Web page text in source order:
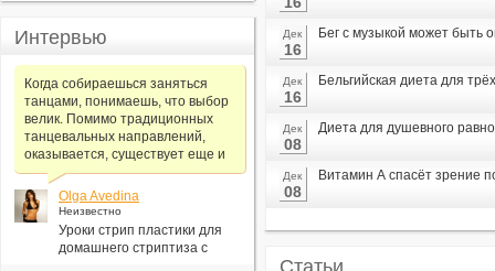
Дек
16
Бег с музыкой может быть
Дек
16
Бельгийская диета для
Дек
08
Диета для душевного
Дек
08
Витамин А спасёт зрение
Статьи
Интервью
Когда собираешься заняться
танцами, понимаешь, что выбор
велик. Помимо традиционных
танцевальных направлений,
оказывается, существует еще и
Olga Avedina
Неизвестно
Уроки стрип пластики для
домашнего стриптиза с